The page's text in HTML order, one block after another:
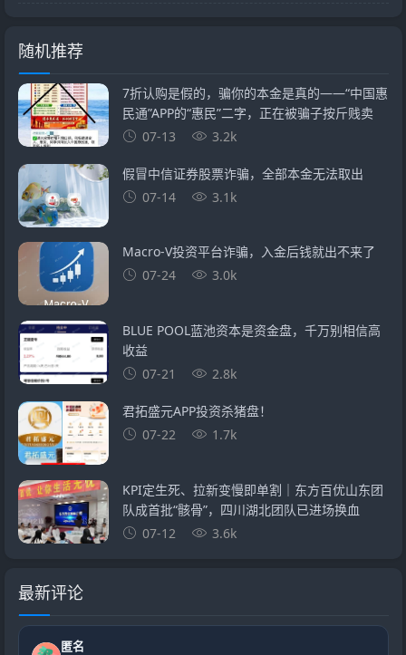
随机推荐
7折认购是假的，骗你的本金是真的——“中国惠
民通”APP的“惠民”二字，正在被骗子按斤贱卖
07-13
3.2k
假冒中信证券股票诈骗，全部本金无法取出
07-14
3.1k
Macro-V投资平台诈骗，入金后钱就出不来了
07-24
3.0k
BLUE POOL蓝池资本是资金盘，千万别相信高
收益
07-21
2.8k
君拓盛元APP投资杀猪盘！
07-22
1.7k
KPI定生死、拉新变慢即单割｜东方百优山东团
队成首批“骸骨”，四川湖北团队已进场换血
07-12
3.6k
最新评论
匿名